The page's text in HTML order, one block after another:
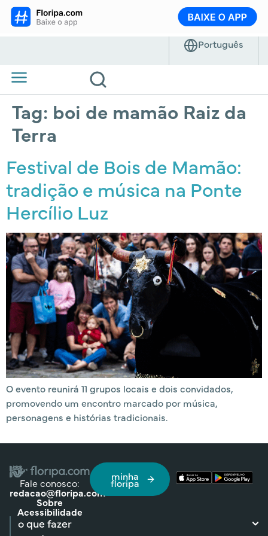
Tag: boi de mamão Raiz da
Terra
Festival de Bois de Mamão:
tradição e música na Ponte
Hercílio Luz
O evento reunirá 11 grupos locais e dois convidados,
promovendo um encontro marcado por música,
personagens e histórias tradicionais.
Fale conosco:
redacao@floripa.com
Sobre
Acessibilidade
minha
floripa
o que fazer